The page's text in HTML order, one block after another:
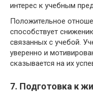
интерес к учебным
Положительное
способствует
связанных с учебой.
уверенно и
сказывается на их
7. Подготовка к